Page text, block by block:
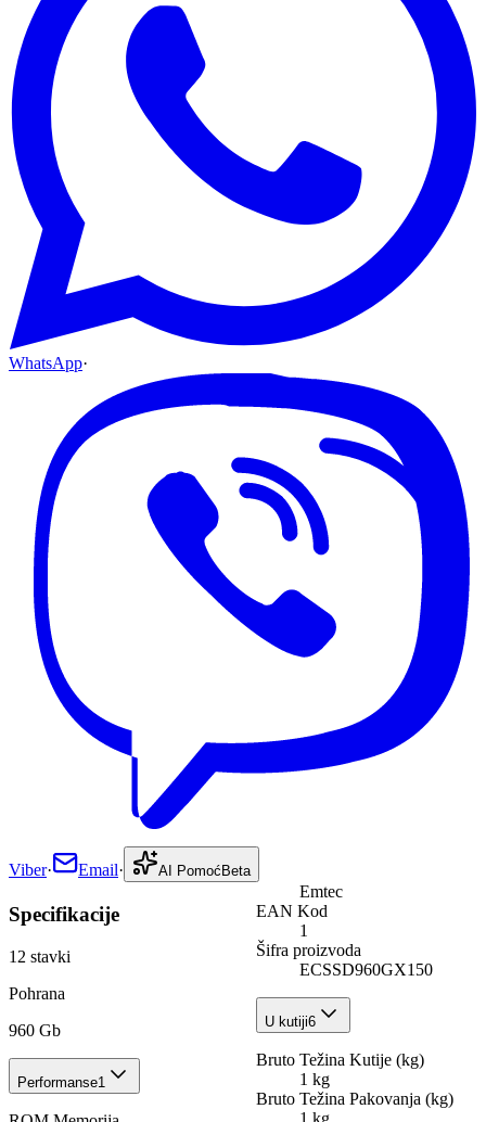
WhatsApp·
Viber· Email· AI Pomoć Beta
Specifikacije
12 stavki
Pohrana
960 Gb
Performanse1
Emtec
EAN Kod
1
Šifra proizvoda
ECSSD960GX150
U kutiji6
Bruto Težina Kutije (kg)
1 kg
Bruto Težina Pakovanja (kg)